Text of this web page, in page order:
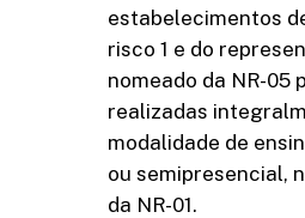
estabelecimentos
risco 1 e do
nomeado da NR-05
realizadas
modalidade de
ou semipresencial,
da NR-01.